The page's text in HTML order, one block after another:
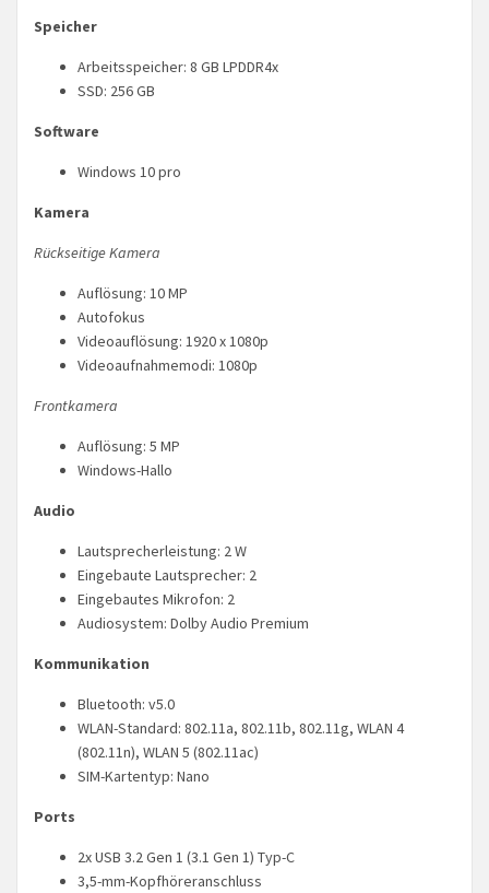
Speicher
Arbeitsspeicher: 8 GB LPDDR4x
SSD: 256 GB
Software
Windows 10 pro
Kamera
Rückseitige Kamera
Auflösung: 10 MP
Autofokus
Videoauflösung: 1920 x 1080p
Videoaufnahmemodi: 1080p
Frontkamera
Auflösung: 5 MP
Windows-Hallo
Audio
Lautsprecherleistung: 2 W
Eingebaute Lautsprecher: 2
Eingebautes Mikrofon: 2
Audiosystem: Dolby Audio Premium
Kommunikation
Bluetooth: v5.0
WLAN-Standard: 802.11a, 802.11b, 802.11g, WLAN 4
(802.11n), WLAN 5 (802.11ac)
SIM-Kartentyp: Nano
Ports
2x USB 3.2 Gen 1 (3.1 Gen 1) Typ-C
3,5-mm-Kopfhöreranschluss